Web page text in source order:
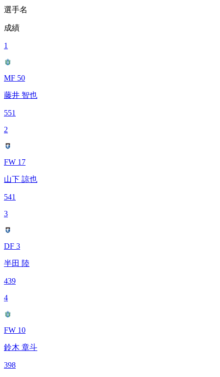
選手名
成績
1
MF 50
藤井 智也
551
2
FW 17
山下 諒也
541
3
DF 3
半田 陸
439
4
FW 10
鈴木 章斗
398